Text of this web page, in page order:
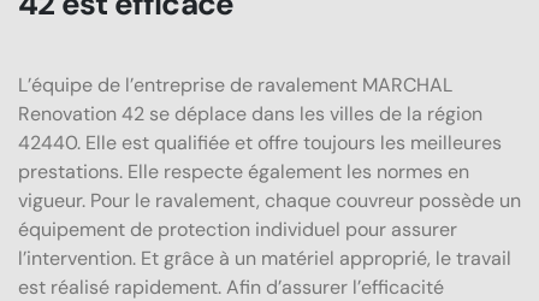
L’équipe de l’entreprise de ravalement MARCHAL
Renovation 42 se déplace dans les villes de la région
42440. Elle est qualifiée et offre toujours les meilleures
prestations. Elle respecte également les normes en
vigueur. Pour le ravalement, chaque couvreur possède un
équipement de protection individuel pour assurer
l’intervention. Et grâce à un matériel approprié, le travail
est réalisé rapidement. Afin d’assurer l’efficacité